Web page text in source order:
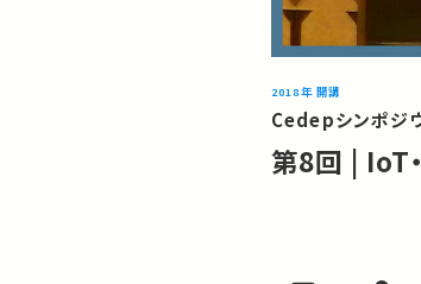
2018年 開講
Cedepシンポジ
第8回 | IoT